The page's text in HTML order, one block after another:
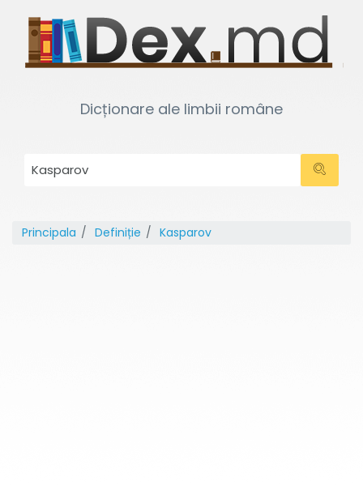
Dicționare ale limbii române
Principala Definiție Kasparov